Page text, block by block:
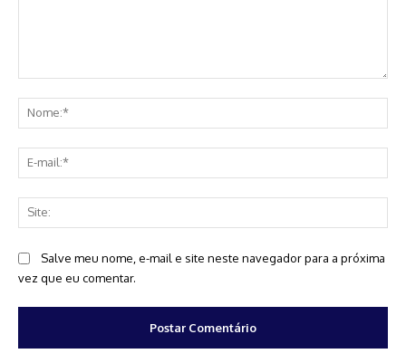
Salve meu nome, e-mail e site neste navegador para a próxima
vez que eu comentar.